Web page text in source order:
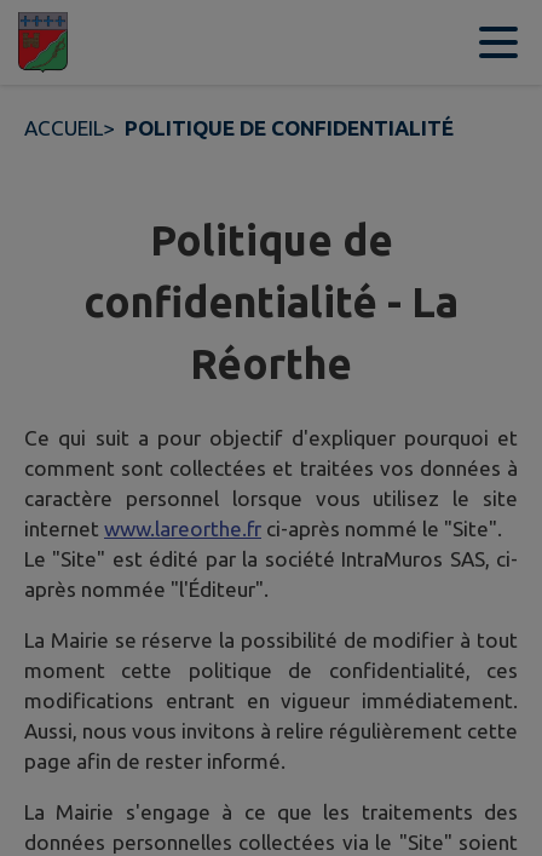
Contenu
ACCUEIL> POLITIQUE DE CONFIDENTIALITÉ
Politique de
confidentialité - La
Réorthe
Ce qui suit a pour objectif d'expliquer pourquoi et
comment sont collectées et traitées vos données à
caractère personnel lorsque vous utilisez le site
internet www.lareorthe.fr ci-après nommé le "Site".
Le "Site" est édité par la société IntraMuros SAS, ci-
après nommée "l'Éditeur".
La Mairie se réserve la possibilité de modifier à tout
moment cette politique de confidentialité, ces
modifications entrant en vigueur immédiatement.
Aussi, nous vous invitons à relire régulièrement cette
page afin de rester informé.
La Mairie s'engage à ce que les traitements des
données personnelles collectées via le "Site" soient